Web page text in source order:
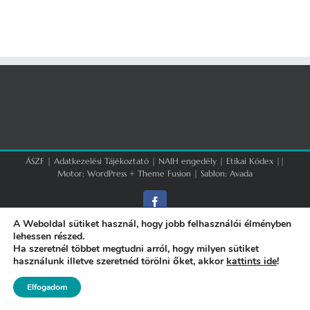
ÁSZF | Adatkezelési Tájékoztató | NAIH engedély | Etikai Kódex ||
Motor: WordPress + Theme Fusion | Sablon: Avada
Facebook
A Weboldal sütiket használ, hogy jobb felhasználói élményben
lehessen részed.
Ha szeretnél többet megtudni arról, hogy milyen sütiket
használunk illetve szeretnéd törölni őket, akkor kattints ide!
Elfogadom